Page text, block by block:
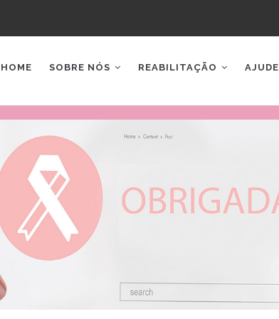
HOME SOBRE NÓS REABILITAÇÃO AJUDE